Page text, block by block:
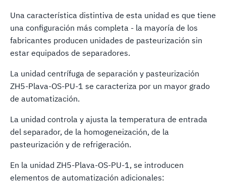
Una característica distintiva de esta unidad es que tiene
una configuración más completa - la mayoría de los
fabricantes producen unidades de pasteurización sin
estar equipados de separadores.
La unidad centrífuga de separación y pasteurización
ZH5-Plava-OS-PU-1 se caracteriza por un mayor grado
de automatización.
La unidad controla y ajusta la temperatura de entrada
del separador, de la homogeneización, de la
pasteurización y de refrigeración.
En la unidad ZH5-Plava-OS-PU-1, se introducen
elementos de automatización adicionales: